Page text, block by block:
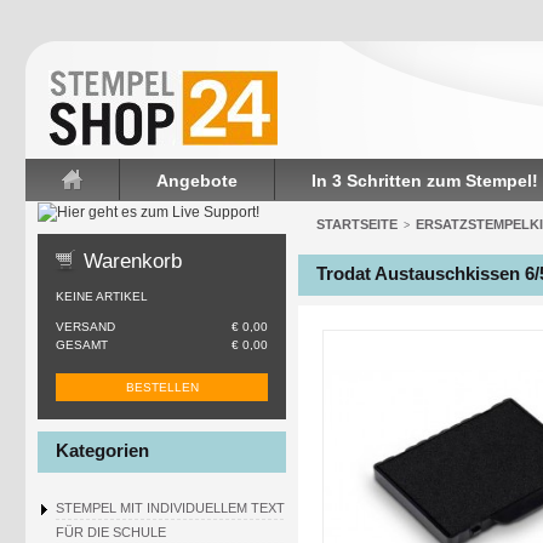
Startseite
Angebote In 3 Schritten zum Stempel!
Warenkorb
KEINE ARTIKEL
VERSAND
€ 0,00
GESAMT
€ 0,00
BESTELLEN
Kategorien
STEMPEL MIT INDIVIDUELLEM TEXT
FÜR DIE SCHULE
STARTSEITE >
Trodat Austauschkissen 6/